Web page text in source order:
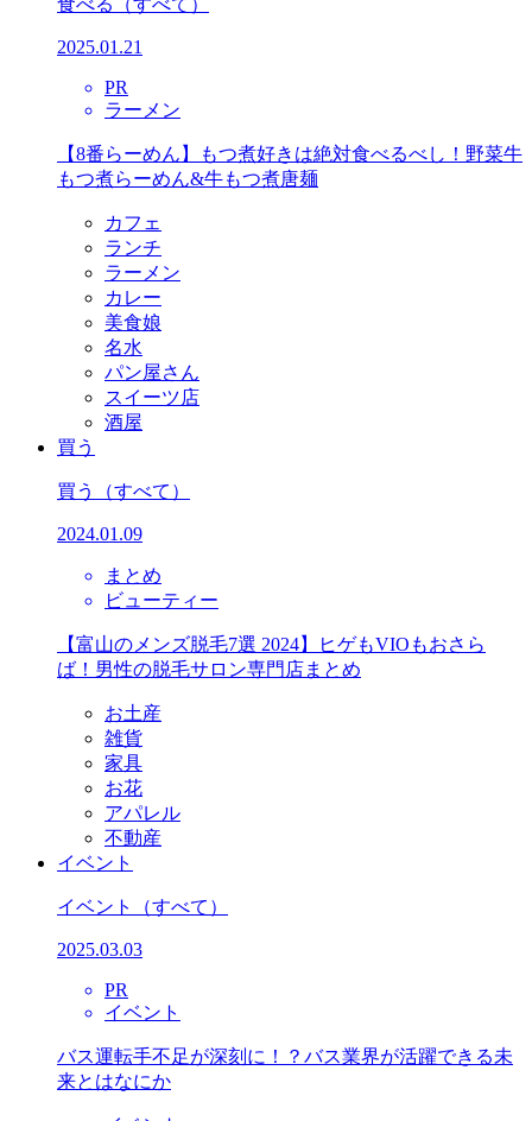
食べる （すべて）
2025.01.21
PR
ラーメン
【8番らーめん】もつ煮好きは絶対食べるべし！野菜牛
もつ煮らーめん&牛もつ煮唐麺
カフェ
ランチ
ラーメン
カレー
美食娘
名水
パン屋さん
スイーツ店
酒屋
買う
買う （すべて）
2024.01.09
まとめ
ビューティー
【富山のメンズ脱毛7選 2024】ヒゲもVIOもおさら
ば！男性の脱毛サロン専門店まとめ
お土産
雑貨
家具
お花
アパレル
不動産
イベント
イベント （すべて）
2025.03.03
PR
イベント
バス運転手不足が深刻に！？バス業界が活躍できる未
来とはなにか